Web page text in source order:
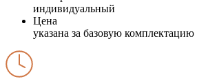
индивидуальный
Цена
указана за базовую комплектацию